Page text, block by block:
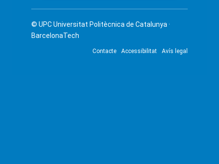
© UPCUniversitat Politècnica de Catalunya ·
BarcelonaTech
Contacte Accessibilitat Avís legal